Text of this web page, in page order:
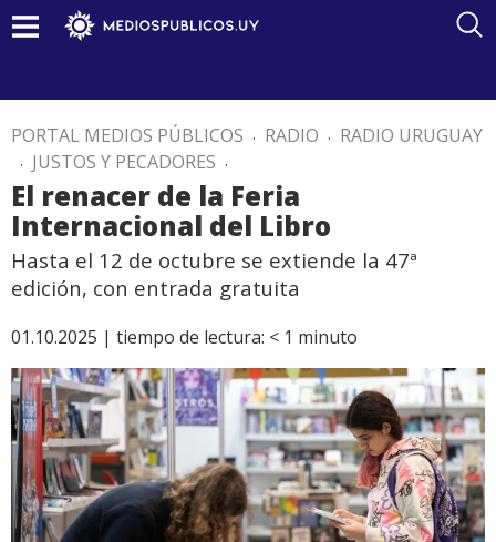
PORTAL MEDIOS PÚBLICOS . RADIO . RADIO URUGUAY
. JUSTOS Y PECADORES .
El renacer de la Feria
Internacional del Libro
Hasta el 12 de octubre se extiende la 47ª
edición, con entrada gratuita
01.10.2025 | tiempo de lectura: < 1 minuto